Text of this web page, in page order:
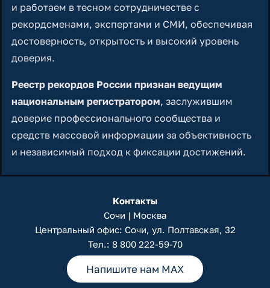
и работаем в тесном сотрудничестве с
рекордсменами, экспертами и СМИ, обеспечивая
достоверность, открытость и высокий уровень
доверия.
Реестр рекордов России признан ведущим
национальным регистратором, заслужившим
доверие профессионального сообщества и
средств массовой информации за объективность
и независимый подход к фиксации достижений.
Контакты
Сочи | Москва
Центральный офис: Сочи, ул. Полтавская, 32
Тел.: 8 800 222-59-70
Напишите нам MAX